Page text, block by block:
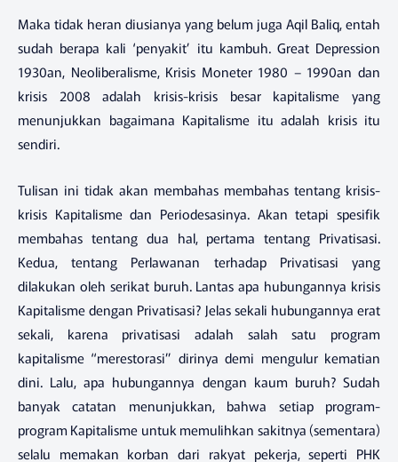
Maka tidak heran diusianya yang belum juga Aqil Baliq, entah
sudah berapa kali ‘penyakit’ itu kambuh. Great Depression
1930an, Neoliberalisme, Krisis Moneter 1980 – 1990an dan
krisis 2008 adalah krisis-krisis besar kapitalisme yang
menunjukkan bagaimana Kapitalisme itu adalah krisis itu
sendiri.
Tulisan ini tidak akan membahas membahas tentang krisis-
krisis Kapitalisme dan Periodesasinya. Akan tetapi spesifik
membahas tentang dua hal, pertama tentang Privatisasi.
Kedua, tentang Perlawanan terhadap Privatisasi yang
dilakukan oleh serikat buruh. Lantas apa hubungannya krisis
Kapitalisme dengan Privatisasi? Jelas sekali hubungannya erat
sekali, karena privatisasi adalah salah satu program
kapitalisme “merestorasi” dirinya demi mengulur kematian
dini. Lalu, apa hubungannya dengan kaum buruh? Sudah
banyak catatan menunjukkan, bahwa setiap program-
program Kapitalisme untuk memulihkan sakitnya (sementara)
selalu memakan korban dari rakyat pekerja, seperti PHK